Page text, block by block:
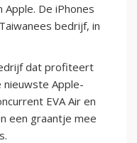
De iPhones
bedrijf, in
dat profiteert
nieuwste Apple-
EVA Air en
een graantje mee